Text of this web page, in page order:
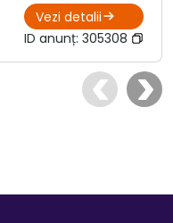
Vezi detalii
ID anunț: 305308